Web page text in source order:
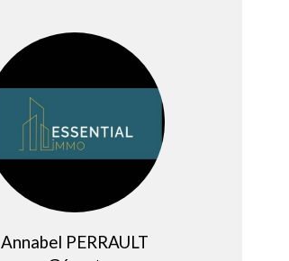
Annabel PERRAULT